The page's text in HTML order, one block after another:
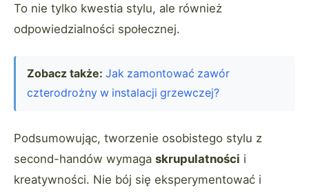
To nie tylko kwestia stylu, ale również
odpowiedzialności społecznej.
Zobacz także: Jak zamontować zawór
czterodrożny w instalacji grzewczej?
Podsumowując, tworzenie osobistego stylu z
second-handów wymaga skrupulatności i
kreatywności. Nie bój się eksperymentować i